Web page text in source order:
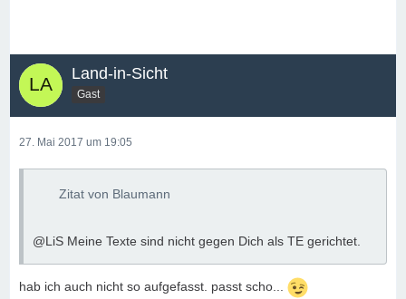
Land-in-Sicht
Gast
27. Mai 2017 um 19:05
Zitat von Blaumann
@LiS Meine Texte sind nicht gegen Dich als TE gerichtet.
hab ich auch nicht so aufgefasst. passt scho...